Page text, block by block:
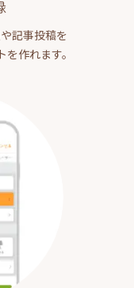
記事投稿を
作れます。